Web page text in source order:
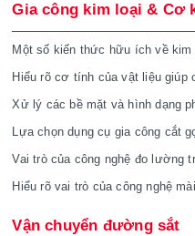
Gia công kim loại & Cơ
Một số kiến thức hữu ích về kim
Hiểu rõ cơ tính của vật liệu giúp
Xử lý các bề mặt và hình dạng
Lựa chọn dụng cụ gia công cắt
Vai trò của công nghệ đo lường
Hiểu rõ vai trò của công nghệ
Vận chuyển đường sắt